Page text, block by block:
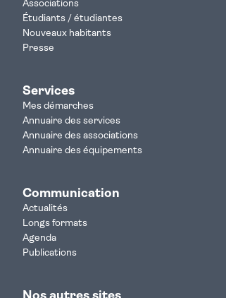
Associations
Étudiants / étudiantes
Nouveaux habitants
Presse
Services
Mes démarches
Annuaire des services
Annuaire des associations
Annuaire des équipements
Communication
Actualités
Longs formats
Agenda
Publications